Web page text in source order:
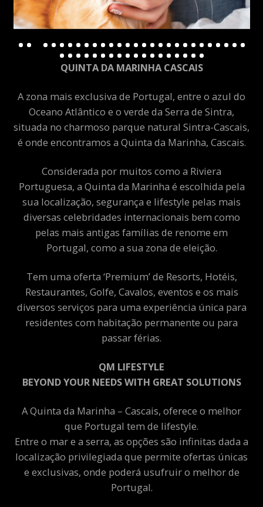
QUINTA DA MARINHA CASCAIS
A zona mais exclusiva de Portugal, entre o azul do
Oceano Atlântico e o verde da Serra de Sintra,
situada no charmoso parque natural Sintra-Cascais,
é onde encontramos a Quinta da Marinha, Cascais.
Considerada por muitos como a Riviera
Portuguesa, a Quinta da Marinha é escolhida pela
sua localização, segurança e lifestyle pelas mais
diversas celebridades internacionais bem como
pelas mais antigas famílias de renome em
Portugal, como a sua zona de eleição.
Tem uma oferta ‘Premium’ de Resorts, Hotéis,
Restaurantes, Golfe, Cavalos, eventos e os mais
diversos serviços para uma experiência única para
residentes com habitação permanente ou para
passar férias.
QM LIFESTYLE
BEYOND YOUR NEEDS WITH GREAT SOLUTIONS
A Quinta da Marinha – Cascais, oferece o melhor
que Portugal tem de lifestyle.
Entre o mar e a serra, as opções são infinitas dada a
localização privilegiada que permite ofertas únicas
e exclusivas, onde poderá usufruir o melhor de
Portugal.